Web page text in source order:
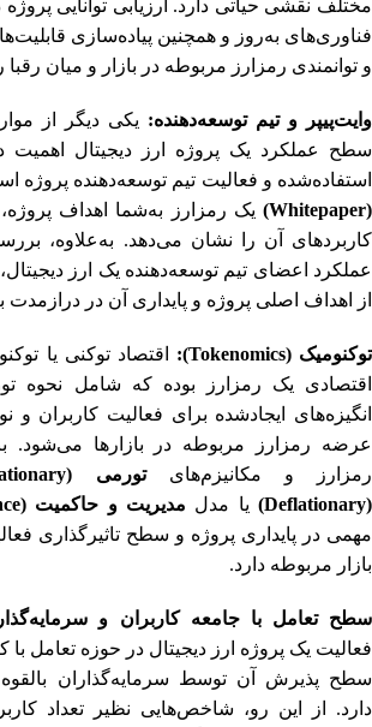
مختلف نقشی حیاتی دارد. ارزیابی توانایی پروژه
فناوری‌های به‌روز و همچنین پیاده‌سازی
و توانمندی رمزارز مربوطه در بازار و میان رقبا
وایت‌پیپر و تیم توسعه‌دهنده: یکی دیگر از
سطح عملکرد یک پروژه ارز دیجیتال اهمیت
استفاده‌شده و فعالیت تیم توسعه‌دهنده پروژه
(Whitepaper)
یک رمزارز به‌شما اهداف
کاربردهای آن را نشان می‌دهد. به‌علاوه،
عملکرد اعضای تیم توسعه‌دهنده یک ارز
از اهداف اصلی پروژه و پایداری آن در درازمدت
توکنومیک (Tokenomics):
اقتصاد توکنی یا
اقتصادی یک رمزارز بوده که شامل نحوه
انگیزه‌های ایجادشده برای فعالیت کاربران و
عرضه رمزارز مربوطه در بازارها می‌شود.
رمزارز و مکانیزم‌هایتورمی (Inflationary)
(Deflationary)
یا مدل مدیریت و حاکمیت (Governance)
مهمی در پایداری پروژه و سطح تاثیرگذاری
بازار مربوطه دارد.
سطح تعامل با جامعه کاربران و
فعالیت یک پروژه ارز دیجیتال در حوزه تعامل با
سطح پذیرش آن توسط سرمایه‌گذاران
دارد. از این رو، شاخص‌هایی نظیر تعداد